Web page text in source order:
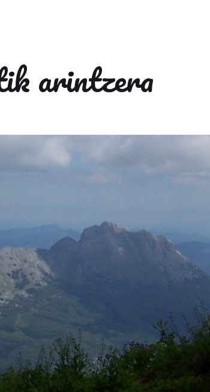
arintzera